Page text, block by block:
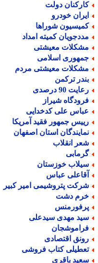
دولت
خودرو
شوراها
کمیته امداد
معیشتی
اسلامی
معیشتی مردم
ترکمن
90 درصدی
شیراز
علی کدخدایی
جمهور فقید آمریکا
استان اصفهان
انقلاب
خوزستان
عباس
پتروشیمی امیر کبیر
دشت
مهدی سیدعلی
اقتصادی
کتاب فروشی
باقری